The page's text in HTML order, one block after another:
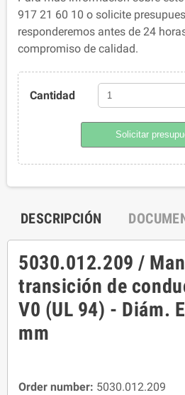
917 21 60 10 o solicite
responderemos antes de 24
compromiso de calidad.
Cantidad
Solicitar
DESCRIPCIÓN
5030.012.209 /
transición de
V0 (UL 94) - Diám.
mm
Order number: 5030.012.209